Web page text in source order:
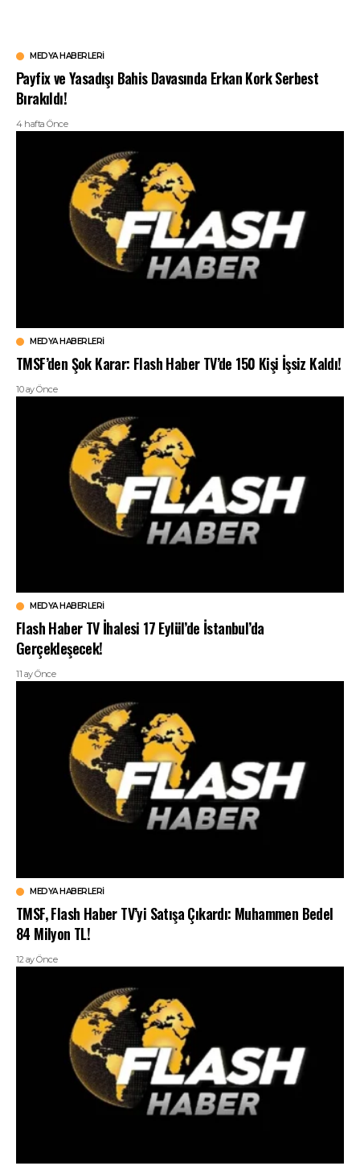
MEDYA HABERLERI
Payfix ve Yasadışı Bahis Davasında Erkan Kork Serbest
Bırakıldı!
4 hafta Önce
MEDYA HABERLERI
TMSF’den Şok Karar: Flash Haber TV’de 150 Kişi İşsiz Kaldı!
10 ay Önce
MEDYA HABERLERI
Flash Haber TV İhalesi 17 Eylül’de İstanbul’da
Gerçekleşecek!
11 ay Önce
MEDYA HABERLERI
TMSF, Flash Haber TV’yi Satışa Çıkardı: Muhammen Bedel
84 Milyon TL!
12 ay Önce